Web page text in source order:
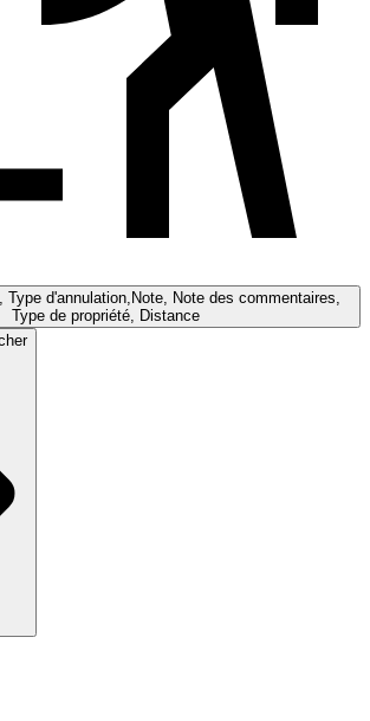
Type d'annulation,Note, Note des commentaires,
Type de propriété, Distance